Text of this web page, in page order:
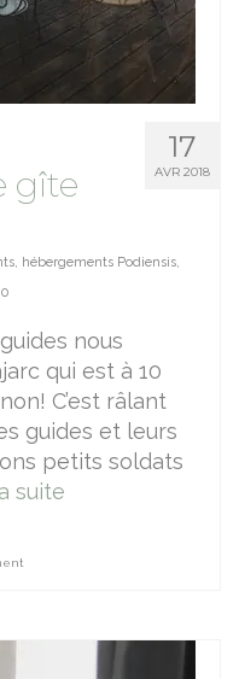
17
AVR 2018
gîte
, hébergements Podiensis,
0
nous
qui est à 10
C’est râlant
guides et leurs
petits soldats
suite­­